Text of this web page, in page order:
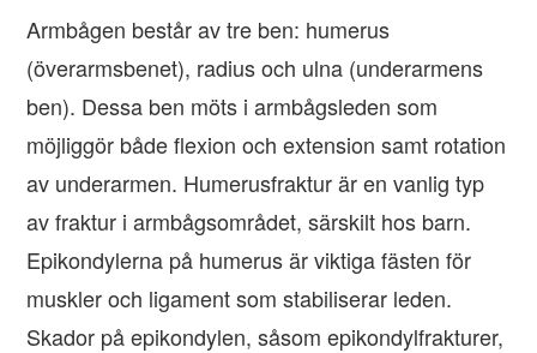
Armbågen består av tre ben: humerus
(överarmsbenet), radius och ulna (underarmens
ben). Dessa ben möts i armbågsleden som
möjliggör både flexion och extension samt rotation
av underarmen. Humerusfraktur är en vanlig typ
av fraktur i armbågsområdet, särskilt hos barn.
Epikondylerna på humerus är viktiga fästen för
muskler och ligament som stabiliserar leden.
Skador på epikondylen, såsom epikondylfrakturer,